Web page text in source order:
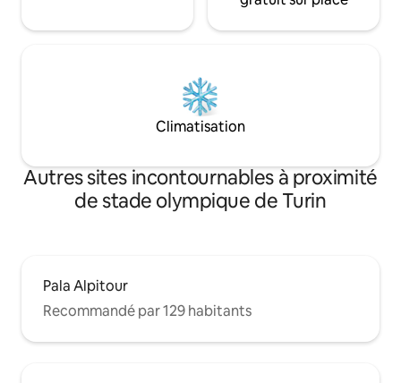
Climatisation
Autres sites incontournables à proximité
de stade olympique de Turin
Pala Alpitour
Recommandé par 129 habitants